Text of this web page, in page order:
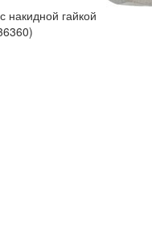
накидной гайкой